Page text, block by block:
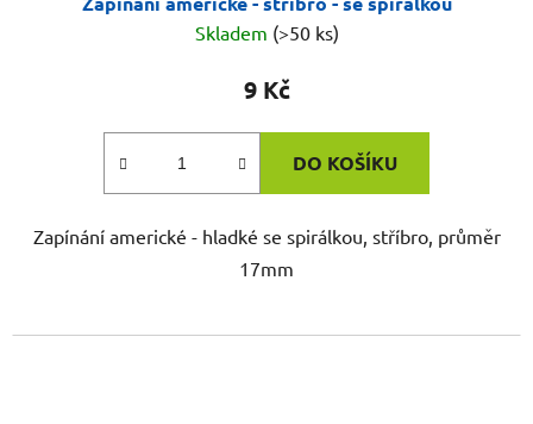
Skladem (>50 ks)
9 Kč
DO KOŠÍKU
Zapínání americké - hladké se spirálkou, stříbro, průměr
17mm